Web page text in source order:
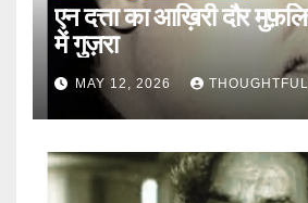
एन दत्ता का आख़िरी दौर
में गुज़रा
MAY 12, 2026